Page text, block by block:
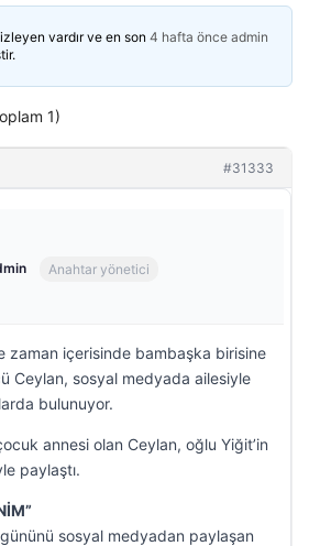
vardır ve en son 4 hafta önce admin
1)
#31333
Anahtar yönetici
zaman içerisinde bambaşka birisine
Ceylan, sosyal medyada ailesiyle
bulunuyor.
annesi olan Ceylan, oğlu Yiğit’in
paylaştı.
sosyal medyadan paylaşan